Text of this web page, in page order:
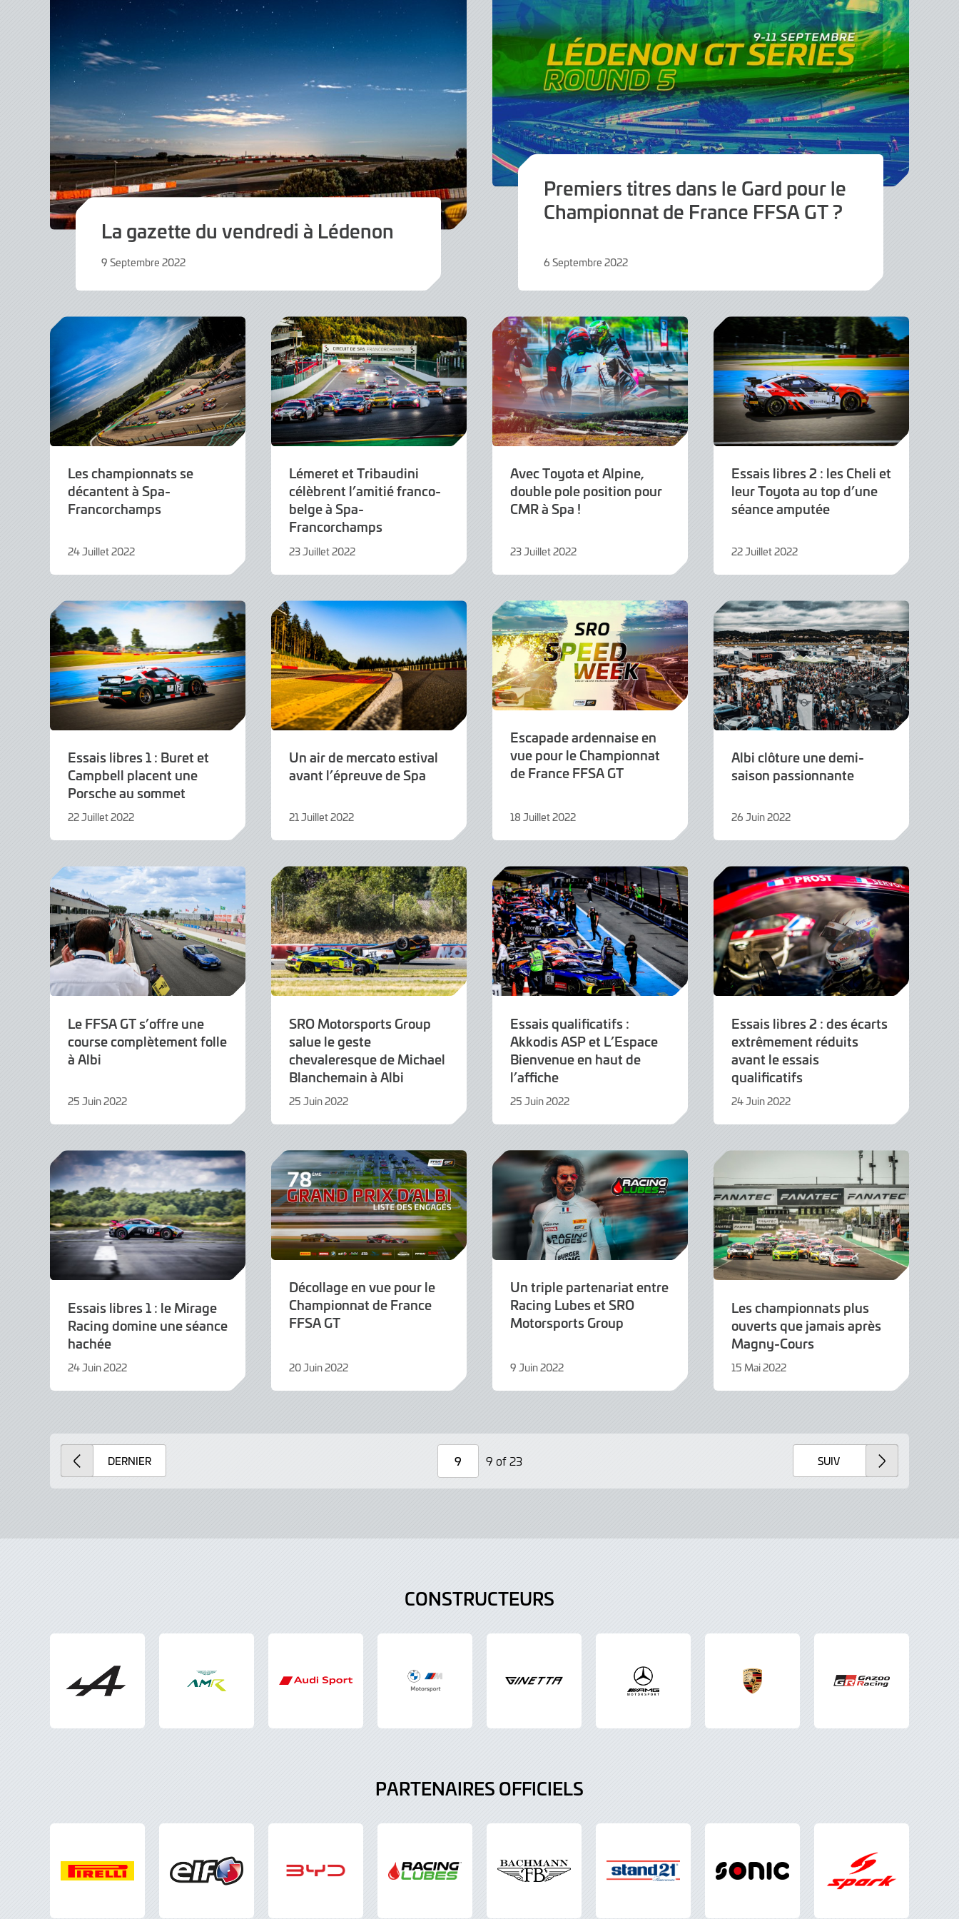
La gazette du vendredi à Lédenon
9 Septembre 2022
2022
Premiers titres dans le Gard pour le
Championnat de France FFSA GT ?
6 Septembre 2022
2022
Les championnats se
décantent à Spa-
Francorchamps
24 Juillet 2022
Juillet
Lémeret et Tribaudini
célèbrent l’amitié franco-
belge à Spa-
Francorchamps
23 Juillet 2022
Juillet
Avec Toyota et Alpine,
double pole position pour
CMR à Spa !
23 Juillet 2022
Juillet
Essais libres 2 : les Cheli et
leur Toyota au top d’une
séance amputée
22 Juillet 2022
Juillet
Essais libres 1 : Buret et
Campbell placent une
Porsche au sommet
22 Juillet 2022
Juillet
Un air de mercato estival
avant l’épreuve de Spa
21 Juillet 2022
Juillet
Escapade ardennaise en
vue pour le Championnat
de France FFSA GT
18 Juillet 2022
Juillet
Albi clôture une demi-
saison passionnante
26 Juin 2022
Juillet
Le FFSA GT s’offre une
course complètement folle
à Albi
25 Juin 2022
Juillet
SRO Motorsports Group
salue le geste
chevaleresque de Michael
Blanchemain à Albi
25 Juin 2022
Juin
Essais qualificatifs :
Akkodis ASP et L’Espace
Bienvenue en haut de
l’affiche
25 Juin 2022
Juillet
Essais libres 2 : des écarts
extrêmement réduits
avant le essais
qualificatifs
24 Juin 2022
Juillet
Essais libres 1 : le Mirage
Racing domine une séance
hachée
24 Juin 2022
Juin
Décollage en vue pour le
Championnat de France
FFSA GT
20 Juin 2022
Juin
Un triple partenariat entre
Racing Lubes et SRO
Motorsports Group
9 Juin 2022
Juin
Les championnats plus
ouverts que jamais après
Magny-Cours
15 Mai 2022
Juin
DERNIER
Page
9 of 23 SUIV
CONSTRUCTEURS
PARTENAIRES OFFICIELS